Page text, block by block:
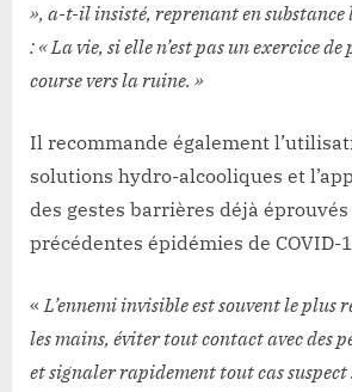
», a-t-il insisté, reprenant en substance
: « La vie, si elle n’est pas un exercice
course vers la ruine. »
Il recommande également
solutions hydro-alcooliques et
des gestes barrières déjà
précédentes épidémies de COVID-
«L’ennemi invisible est souvent le plus
les mains, éviter tout contact avec des
et signaler rapidement tout cas suspect